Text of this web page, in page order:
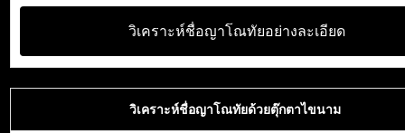
วิเคราะห์ชื่อญาโณทัยอย่างละเอียด
วิเคราะห์ชื่อญาโณทัยด้วยตุ๊กตาไขนาม